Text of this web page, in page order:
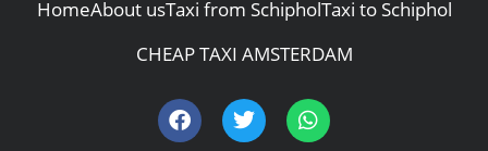
HomeAbout usTaxi from SchipholTaxi to Schiphol
CHEAP TAXI AMSTERDAM